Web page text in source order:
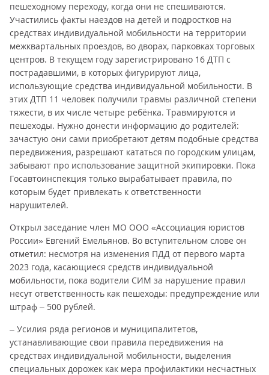
пешеходному переходу, когда они не спешиваются.
Участились факты наездов на детей и подростков на
средствах индивидуальной мобильности на территории
межквартальных проездов, во дворах, парковках торговых
центров. В текущем году зарегистрировано 16 ДТП с
пострадавшими, в которых фигурируют лица,
использующие средства индивидуальной мобильности. В
этих ДТП 11 человек получили травмы различной степени
тяжести, в их числе четыре ребёнка. Травмируются и
пешеходы. Нужно донести информацию до родителей:
зачастую они сами приобретают детям подобные средства
передвижения, разрешают кататься по городским улицам,
забывают про использование защитной экипировки. Пока
Госавтоинспекция только вырабатывает правила, по
которым будет привлекать к ответственности
нарушителей.
Открыл заседание член МО ООО «Ассоциация юристов
России» Евгений Емельянов. Во вступительном слове он
отметил: несмотря на изменения ПДД от первого марта
2023 года, касающиеся средств индивидуальной
мобильности, пока водители СИМ за нарушение правил
несут ответственность как пешеходы: предупреждение или
штраф – 500 рублей.
– Усилия ряда регионов и муниципалитетов,
устанавливающие свои правила передвижения на
средствах индивидуальной мобильности, выделения
специальных дорожек как мера профилактики несчастных